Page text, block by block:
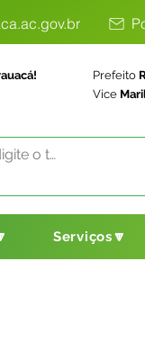
Prefeito
Vice
Serviços🔽